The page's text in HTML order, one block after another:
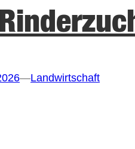
—Landwirtschaft